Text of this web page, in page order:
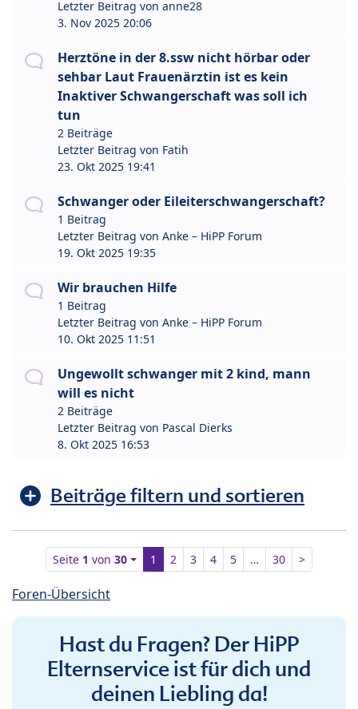
Letzter Beitrag von anne28
3. Nov 2025 20:06
Herztöne in der 8.ssw nicht hörbar oder
sehbar Laut Frauenärztin ist es kein
Inaktiver Schwangerschaft was soll ich
tun
2 Beiträge
Letzter Beitrag von Fatih
23. Okt 2025 19:41
Schwanger oder Eileiterschwangerschaft?
1 Beitrag
Letzter Beitrag von Anke – HiPP Forum
19. Okt 2025 19:35
Wir brauchen Hilfe
1 Beitrag
Letzter Beitrag von Anke – HiPP Forum
10. Okt 2025 11:51
Ungewollt schwanger mit 2 kind, mann
will es nicht
2 Beiträge
Letzter Beitrag von Pascal Dierks
8. Okt 2025 16:53
Beiträge filtern und sortieren
Seite 1 von30 1 2 3 4 5 … 30 >
Foren-Übersicht
Hast du Fragen? Der HiPP
Elternservice ist für dich und
deinen Liebling da!